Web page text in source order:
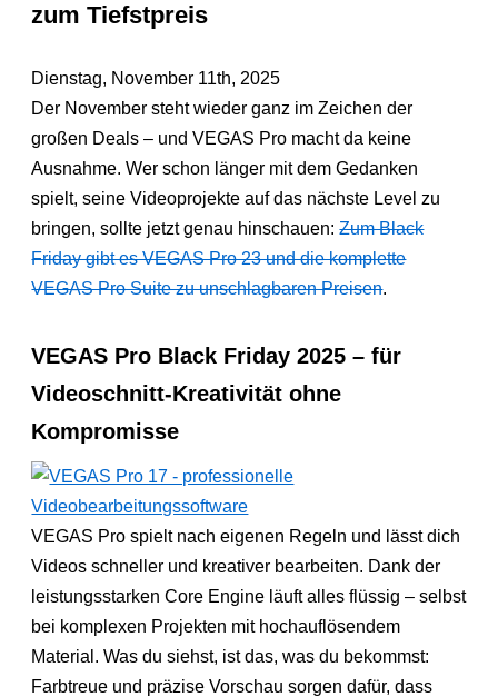
zum Tiefstpreis
Dienstag, November 11th, 2025
Der November steht wieder ganz im Zeichen der
großen Deals – und VEGAS Pro macht da keine
Ausnahme. Wer schon länger mit dem Gedanken
spielt, seine Videoprojekte auf das nächste Level zu
bringen, sollte jetzt genau hinschauen:Zum Black
Friday gibt es VEGAS Pro 23 und die komplette
VEGAS Pro Suite zu unschlagbaren Preisen.
VEGAS Pro Black Friday 2025 – für
Videoschnitt-Kreativität ohne
Kompromisse
VEGAS Pro spielt nach eigenen Regeln und lässt dich
Videos schneller und kreativer bearbeiten. Dank der
leistungsstarken Core Engine läuft alles flüssig – selbst
bei komplexen Projekten mit hochauflösendem
Material. Was du siehst, ist das, was du bekommst:
Farbtreue und präzise Vorschau sorgen dafür, dass